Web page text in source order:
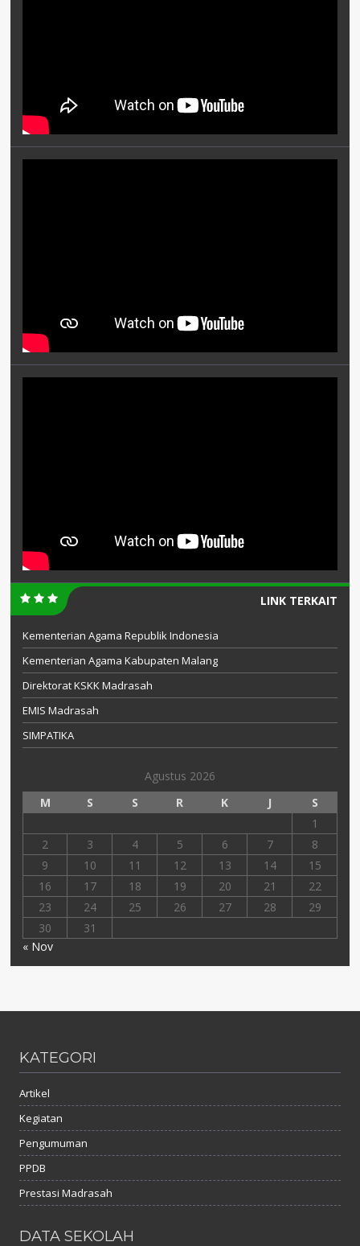
LINK TERKAIT
Kementerian Agama Republik Indonesia
Kementerian Agama Kabupaten Malang
Direktorat KSKK Madrasah
EMIS Madrasah
SIMPATIKA
Agustus 2026
M
S S R K J
S
1
2
3 4 5 6 7
8
9
10 11 12 13 14
15
16
17 18 19 20 21
22
23
24 25 26 27 28
29
30
31
« Nov
KATEGORI
Artikel
Kegiatan
Pengumuman
PPDB
Prestasi Madrasah
DATA SEKOLAH